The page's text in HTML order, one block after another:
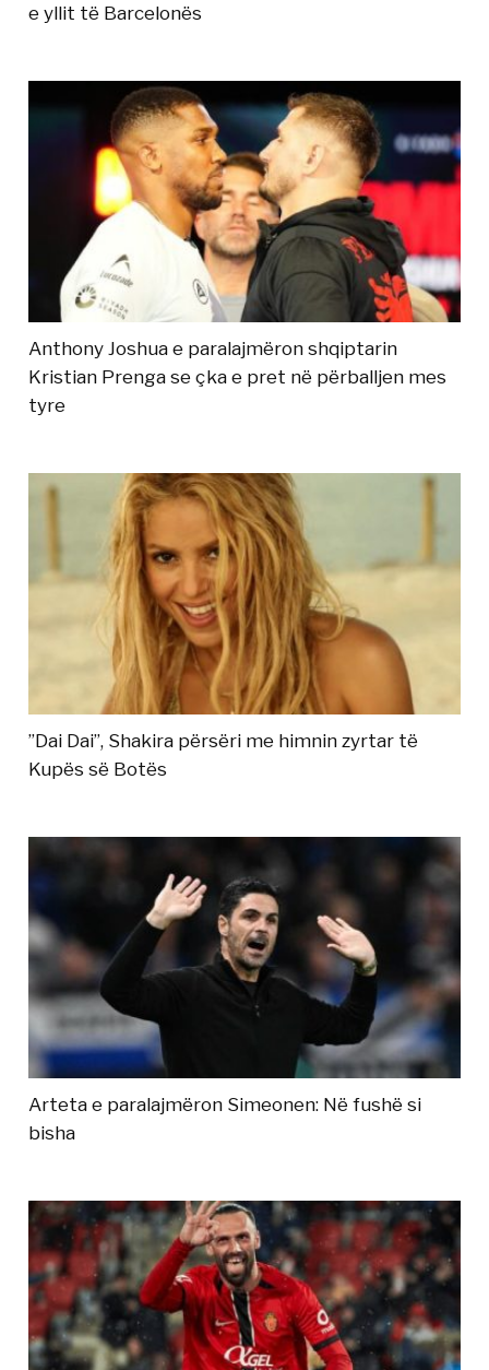
e yllit të Barcelonës
Anthony Joshua e paralajmëron shqiptarin
Kristian Prenga se çka e pret në përballjen mes
tyre
”Dai Dai”, Shakira përsëri me himnin zyrtar të
Kupës së Botës
Arteta e paralajmëron Simeonen: Në fushë si
bisha